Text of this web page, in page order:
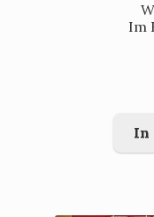
Im
In